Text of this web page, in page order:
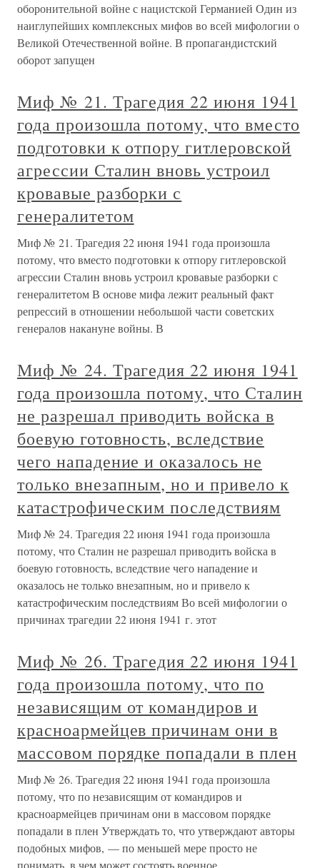
оборонительной войне с нацистской Германией Один из
наиглупейших комплексных мифов во всей мифологии о
Великой Отечественной войне. В пропагандистский
оборот запущен
Миф № 21. Трагедия 22 июня 1941
года произошла потому, что вместо
подготовки к отпору гитлеровской
агрессии Сталин вновь устроил
кровавые разборки с
генералитетом
Миф № 21. Трагедия 22 июня 1941 года произошла
потому, что вместо подготовки к отпору гитлеровской
агрессии Сталин вновь устроил кровавые разборки с
генералитетом В основе мифа лежит реальный факт
репрессий в отношении небольшой части советских
генералов накануне войны. В
Миф № 24. Трагедия 22 июня 1941
года произошла потому, что Сталин
не разрешал приводить войска в
боевую готовность, вследствие
чего нападение и оказалось не
только внезапным, но и привело к
катастрофическим последствиям
Миф № 24. Трагедия 22 июня 1941 года произошла
потому, что Сталин не разрешал приводить войска в
боевую готовность, вследствие чего нападение и
оказалось не только внезапным, но и привело к
катастрофическим последствиям Во всей мифологии о
причинах трагедии 22 июня 1941 г. этот
Миф № 26. Трагедия 22 июня 1941
года произошла потому, что по
независящим от командиров и
красноармейцев причинам они в
массовом порядке попадали в плен
Миф № 26. Трагедия 22 июня 1941 года произошла
потому, что по независящим от командиров и
красноармейцев причинам они в массовом порядке
попадали в плен Утверждать то, что утверждают авторы
подобных мифов, — по меньшей мере просто не